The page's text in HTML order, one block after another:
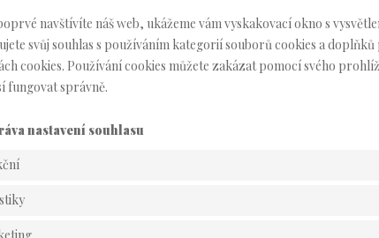
navštívíte náš web, ukážeme vám vyskakovací okno s
svůj souhlas s používáním kategorií souborů cookies a
cookies. Používání cookies můžete zakázat pomocí svého
fungovat správně.
nastavení souhlasu